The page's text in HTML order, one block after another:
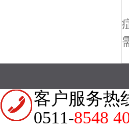
客户服务热
0511-8548